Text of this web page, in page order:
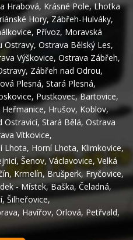
Hrabová, Krásné Pole,Lhotka
Hory,Zábřeh-Hulváky,
, Přívoz, Moravská
Ostravy, Ostrava Bělský Les,
Výškovice, Ostrava Zábřeh,
, Zábřeh nad Odrou,
Plesná, Stará Plesná,
, Pustkovec,Bartovice,
Heřmanice, Hrušov, Koblov,
Ostravicí, Stará Bělá, Ostrava
Vítkovice,
Lhota, Horní Lhota, Klimkovice,
,Šenov,Václavovice, Velká
, Krmelín,Brušperk,Fryčovice,
- Místek,Baška, Čeladná,
, Šilheřovice,
, Havířov, Orlová, Petřvald,